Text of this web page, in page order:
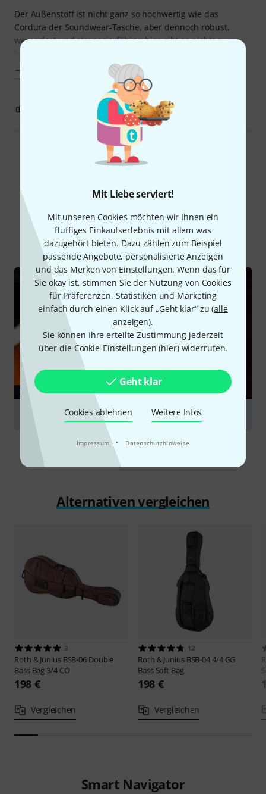
Mit Liebe serviert!
Mit unseren Cookies möchten wir Ihnen ein
fluffiges Einkaufserlebnis mit allem was
dazugehört bieten. Dazu zählen zum Beispiel
passende Angebote, personalisierte Anzeigen
und das Merken von Einstellungen. Wenn das für
Sie okay ist, stimmen Sie der Nutzung von Cookies
für Präferenzen, Statistiken und Marketing
einfach durch einen Klick auf „Geht klar“ zu (alle
anzeigen).
Sie können Ihre erteilte Zustimmung jederzeit
über die Cookie-Einstellungen (hier) widerrufen.
Geht klar
Cookies ablehnen Weitere Infos
Impressum · Datenschutzhinweise
Der Außenstoff ist nicht ganz so hochwertig wie das
Cordura der Soundwear-Tasche, aber dennoch robust,
wasserfest und strapazierfähig – hier gibt es nichts zu
BEWERTUNG MELDEN
Alle Bewertungen lesen
Schon gewusst?
Alle Ratgeber
RATGEBER
Kontrabässe
Alternativen vergleichen
3
Roth & Junius BSB-06 Double
Bass Bag 3/4 CO
198 €
Vergleichen
12
Roth & Junius BSB-04 4/4 GG
Bass Soft Bag
198 €
Vergleichen
Smart Navigator